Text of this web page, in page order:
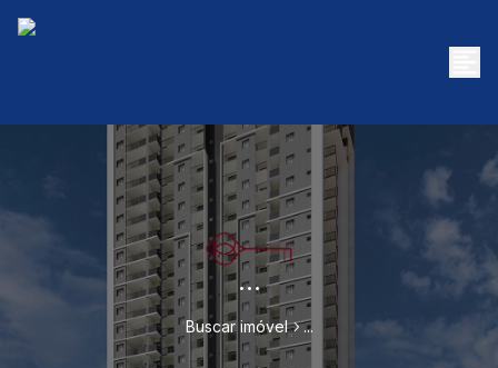
...
Buscar imóvel ...